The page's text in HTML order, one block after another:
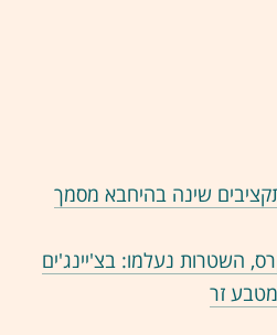
שינה בהיחבא מסמך
השטרות נעלמו: בצ'יינג'ים
זר